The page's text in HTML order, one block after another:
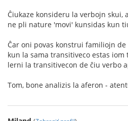
Ĉiukaze konsideru la verbojn skui,
ne pli nature 'movi' kunsidas kun
Ĉar oni povas konstrui familiojn
kun la sama transitiveco estas iom
lerni la transitivecon de ĉiu verbo
Tom, bone analizis la aferon -